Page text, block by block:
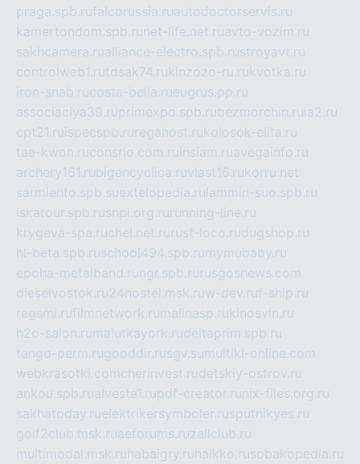
praga.spb.rufalcorussia.ruautodoctorservis.ru
kamertondom.spb.ru net-life.net.ruavto-vozim.ru
sakhcamera.rualliance-electro.spb.rustroyavt.ru
controlweb1.rutdsak74.rukinzozo-ru.rukvotka.ru
iron-snab.rucosta-bella.rueugrus.pp.ru
associaciya39.ruprimexpo.spb.rubezmorchin.ru ia2.ru
cpt21.ru ispecspb.ru regahost.rukolosok-elita.ru
tae-kwon.ruconsrio.com.ru insiam.ruavegainfo.ru
archery161.rubigencyclica.ruvlast16.rukorru.net
sarmiento.spb.suextelopedia.ru lammin-suo.spb.ru
iskatour.spb.rusnpi.org.ru running-line.ru
krygeva-spa.ruchel.net.ru rust-loco.rudugshop.ru
hl-beta.spb.ruschool494.spb.ru mymubaby.ru
epoha-metalband.ru ngr.spb.ru rusgosnews.com
dieselvostok.ru24hostel.msk.ruw-dev.ruf-ship.ru
regsmi.rufilmnetwork.ru malinasp.rukinosvin.ru
h2o-salon.ru malutkayork.rudeltaprim.spb.ru
tango-perm.rugooddir.rusgv.su multiki-online.com
webkrasotki.comcherinvest.rudetskiy-ostrov.ru
ankou.spb.rualvesta1.rupdf-creator.ru nix-files.org.ru
sakhatoday.ruelektrikersymboler.rusputnikyes.ru
golf2club.msk.ruaeforums.ruzallclub.ru
multimodal.msk.ru habaigry.ru haikko.rusobakopedia.ru